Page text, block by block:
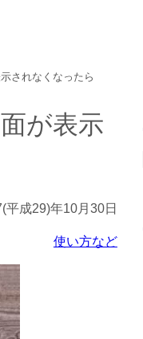
されなくなったら
が表示
平成29)年10月30日
使い方など